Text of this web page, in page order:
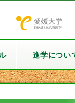
進学につい